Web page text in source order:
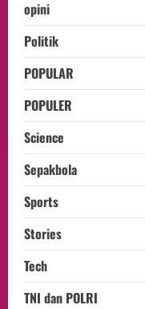
opini
Politik
POPULAR
POPULER
Science
Sepakbola
Sports
Stories
Tech
TNI dan POLRI